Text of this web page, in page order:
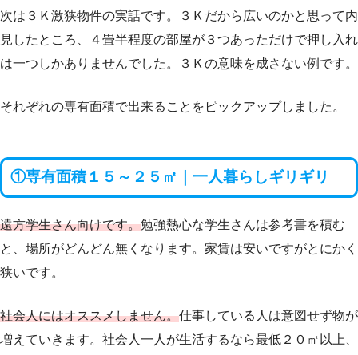
次は３Ｋ激狭物件の実話です。３Ｋだから広いのかと思って内
見したところ、４畳半程度の部屋が３つあっただけで押し入れ
は一つしかありませんでした。３Ｋの意味を成さない例です。
それぞれの専有面積で出来ることをピックアップしました。
①専有面積１５～２５㎡｜一人暮らしギリギリ
遠方学生さん向けです。勉強熱心な学生さんは参考書を積む
と、場所がどんどん無くなります。家賃は安いですがとにかく
狭いです。
社会人にはオススメしません。仕事している人は意図せず物が
増えていきます。社会人一人が生活するなら最低２０㎡以上、